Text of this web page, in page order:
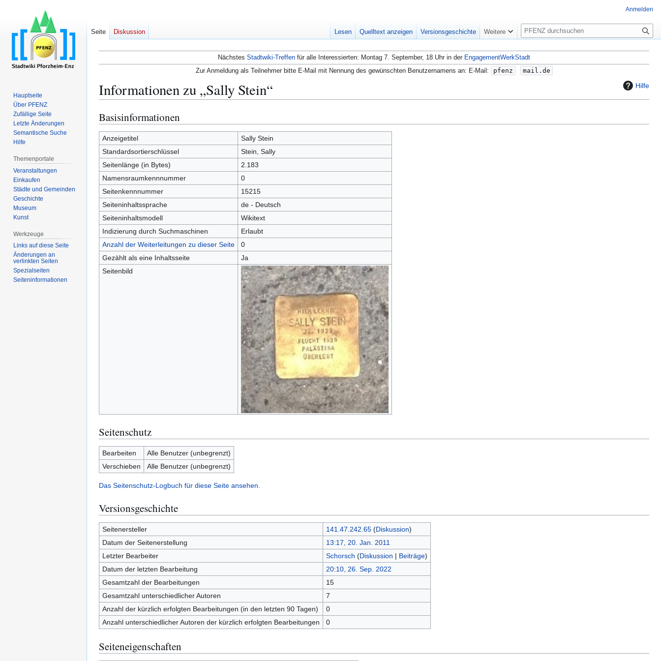
Nächstes Stadtwiki-Treffen für alle Interessierten: Montag 7. September, 18 Uhr in der EngagementWerkStadt
Zur Anmeldung als Teilnehmer bitte E-Mail mit Nennung des gewünschten Benutzernamens an: E-Mail:
pfenz mail.de
Hilfe
Informationen zu „Sally Stein“
Zur
Navigation
springen
Zur
Suche
springen
Basisinformationen
Anzeigetitel
Sally Stein
Standardsortierschlüssel
Stein, Sally
Seitenlänge (in Bytes)
2.183
Namensraumkennnummer
0
Seitenkennnummer
15215
Seiteninhaltssprache
de - Deutsch
Seiteninhaltsmodell
Wikitext
Indizierung durch Suchmaschinen
Erlaubt
Anzahl der Weiterleitungen zu dieser Seite
0
Gezählt als eine Inhaltsseite
Ja
Seitenbild
Seitenschutz
Bearbeiten
Alle Benutzer (unbegrenzt)
Verschieben
Alle Benutzer (unbegrenzt)
Das Seitenschutz-Logbuch für diese Seite ansehen.
Versionsgeschichte
Seitenersteller 141.47.242.65 (Diskussion)
Datum der Seitenerstellung
13:17, 20. Jan. 2011
Letzter Bearbeiter
Schorsch (Diskussion | Beiträge)
Datum der letzten Bearbeitung
20:10, 26. Sep. 2022
Gesamtzahl der Bearbeitungen
15
Gesamtzahl unterschiedlicher Autoren
7
Anzahl der kürzlich erfolgten Bearbeitungen (in den letzten 90 Tagen)
0
Anzahl unterschiedlicher Autoren der kürzlich erfolgten Bearbeitungen
0
Seiteneigenschaften
Anmelden
Seite Diskussion Lesen Quelltext anzeigen Versionsgeschichte Weitere
S
u
c
h
e
Hauptseite
Über PFENZ
Zufällige Seite
Letzte Änderungen
Semantische Suche
Hilfe
Themenportale
Veranstaltungen
Einkaufen
Städte und Gemeinden
Geschichte
Museum
Kunst
Werkzeuge
Links auf diese Seite
Änderungen an
verlinkten Seiten
Spezialseiten
Seiten­­informationen